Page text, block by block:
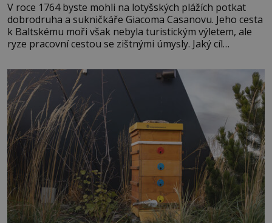
V roce 1764 byste mohli na lotyšských plážích potkat
dobrodruha a sukničkáře Giacoma Casanovu. Jeho cesta
k Baltskému moři však nebyla turistickým výletem, ale
ryze pracovní cestou se zištnými úmysly. Jaký cíl
lotyšské Rigy? Casanova v Pobaltí kontaktoval tamní
zednářské lóže. Nebyl v této oblasti žádným nováčkem,
protože do zednářské